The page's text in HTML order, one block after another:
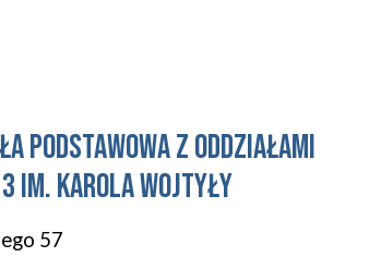
PODSTAWOWA Z ODDZIAŁAMI
IM. KAROLA WOJTYŁY
57